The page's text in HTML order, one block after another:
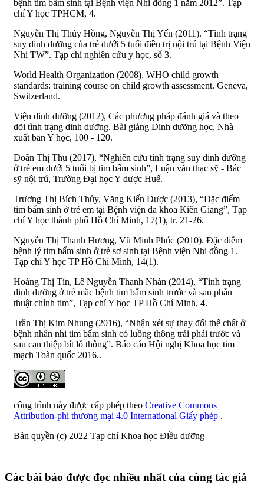
bệnh tim bẩm sinh tại Bệnh viện Nhi đồng 1 năm 2012”. Tạp
chí Y học TPHCM, 4.
Nguyễn Thị Thúy Hồng, Nguyễn Thị Yến (2011). “Tình trạng
suy dinh dưỡng của trẻ dưới 5 tuổi điều trị nội trú tại Bệnh Viện
Nhi TW”. Tạp chí nghiên cứu y học, số 3.
World Health Organization (2008). WHO child growth
standards: training course on child growth assessment. Geneva,
Switzerland.
Viện dinh dưỡng (2012), Các phương pháp đánh giá và theo
dõi tình trạng dinh dưỡng. Bài giảng Dinh dưỡng học, Nhà
xuất bản Y học, 100 - 120.
Doãn Thị Thu (2017), “Nghiên cứu tình trạng suy dinh dưỡng
ở trẻ em dưới 5 tuổi bị tim bẩm sinh”, Luận văn thạc sỹ - Bác
sỹ nội trú, Trường Đại học Y dược Huế.
Trương Thị Bích Thủy, Văng Kiến Được (2013), “Đặc điểm
tim bẩm sinh ở trẻ em tại Bệnh viện đa khoa Kiên Giang”, Tạp
chí Y học thành phố Hồ Chí Minh, 17(1), tr. 21-26.
Nguyễn Thị Thanh Hương, Vũ Minh Phúc (2010). Đặc điểm
bệnh lý tim bẩm sinh ở trẻ sơ sinh tại Bệnh viện Nhi đồng 1.
Tạp chí Y học TP Hồ Chí Minh, 14(1).
Hoàng Thị Tín, Lê Nguyễn Thanh Nhàn (2014), “Tình trạng
dinh dưỡng ở trẻ mắc bệnh tim bẩm sinh trước và sau phẫu
thuật chỉnh tim”, Tạp chí Y học TP Hồ Chí Minh, 4.
Trần Thị Kim Nhung (2016), “Nhận xét sự thay đổi thể chất ở
bệnh nhân nhi tim bẩm sinh có luồng thông trái phải trước và
sau can thiệp bít lỗ thông”. Báo cáo Hội nghị Khoa học tim
mạch Toàn quốc 2016..
công trình này được cấp phép theo Creative Commons
Attribution-phi thương mại 4.0 International Giấy phép .
Bản quyền (c) 2022 Tạp chí Khoa học Điều dưỡng
Các bài báo được đọc nhiều nhất của cùng tác giả